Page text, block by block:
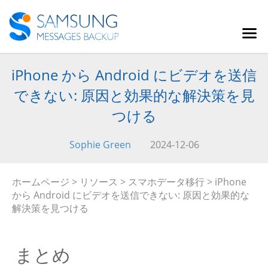
iPhone から Android にビデオを送信
できない: 原因と効果的な解決策を見
つける
Sophie Green 2024-12-06
ホームページ > リソース > スマホデータ移行 > iPhone
から Android にビデオを送信できない: 原因と効果的な
解決策を見つける
まとめ